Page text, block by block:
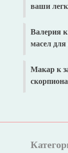
ваши
Валерия
масел для
Макарк
скорпиона